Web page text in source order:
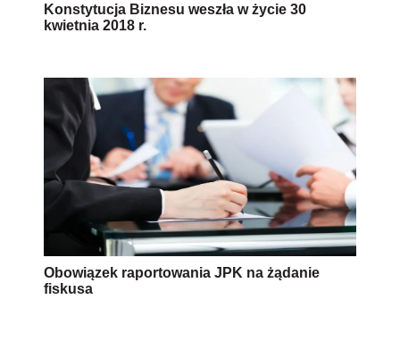
Konstytucja Biznesu weszła w życie 30
kwietnia 2018 r.
Obowiązek raportowania JPK na żądanie
fiskusa